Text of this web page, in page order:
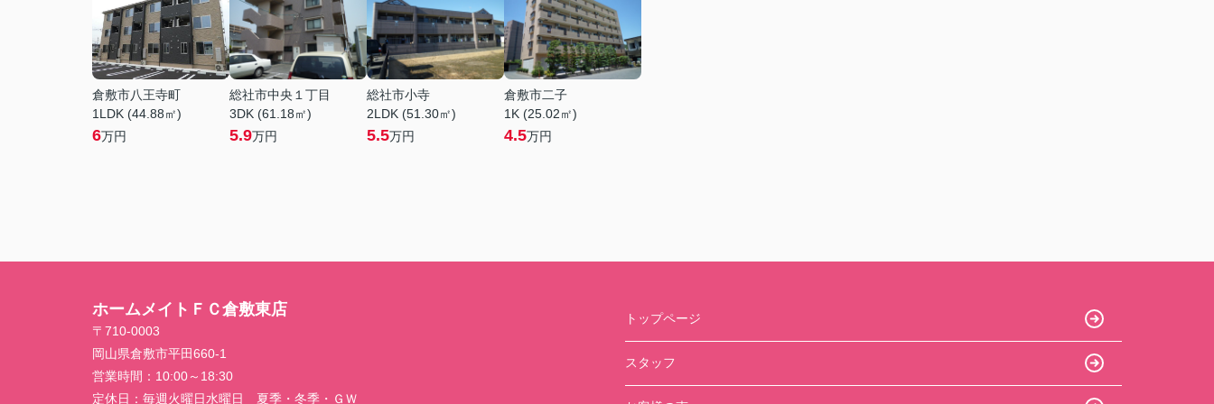
倉敷市八王寺町
1LDK (44.88㎡)
6万円
総社市中央１丁目
3DK (61.18㎡)
5.9万円
総社市小寺
2LDK (51.30㎡)
5.5万円
倉敷市二子
1K (25.02㎡)
4.5万円
ホームメイトＦＣ倉敷東店
〒710-0003
岡山県倉敷市平田660-1
営業時間： 10:00～18:30
定休日： 毎週火曜日水曜日 夏季・冬季・ＧＷ
トップページ
スタッフ